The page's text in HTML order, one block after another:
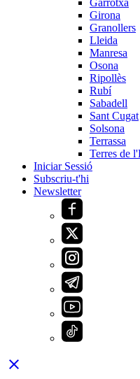
Garrotxa
Girona
Granollers
Lleida
Manresa
Osona
Ripollès
Rubí
Sabadell
Sant Cugat
Solsona
Terrassa
Terres de
Iniciar Sessió
Subscriu-t'hi
Newsletter
close